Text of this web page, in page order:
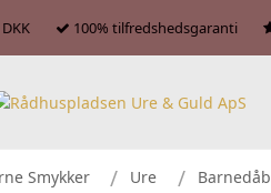
100% tilfredshedsgaranti
Smykker Ure Barnedåb